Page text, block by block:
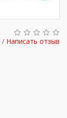
/ Написать отзыв